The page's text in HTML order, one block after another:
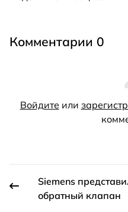
Комментарии 0
Войдите или
Siemens
обратный клапан